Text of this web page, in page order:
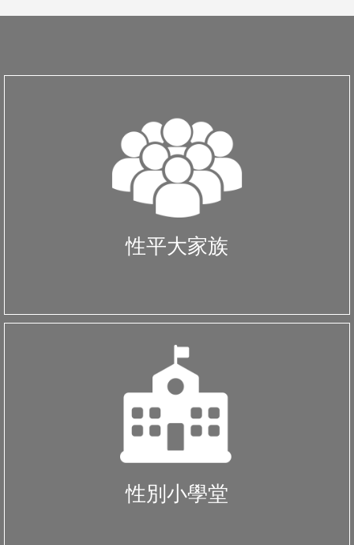
圖
性平大家族
性別小學堂